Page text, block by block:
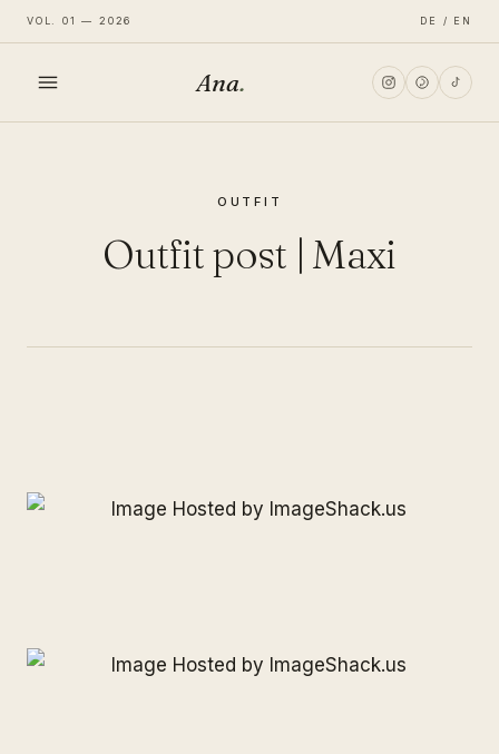
VOL. 01 — 2026 DE / EN
Ana.
OUTFIT
Outfit post | Maxi